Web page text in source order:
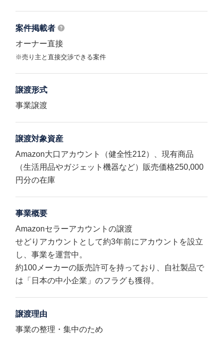
案件掲載者
オーナー直接
※売り主と直接交渉できる案件
譲渡形式
事業譲渡
譲渡対象資産
Amazon大口アカウント（健全性212）、現有商品
（生活用品やガジェット機器など）販売価格250,000
円分の在庫
事業概要
Amazonセラーアカウントの譲渡
せどりアカウントとして約3年前にアカウントを設立
し、事業を運営中。
約100メーカーの販売許可を持っており、自社製品で
は「日本の中小企業」のフラグも獲得。
譲渡理由
事業の整理・集中のため